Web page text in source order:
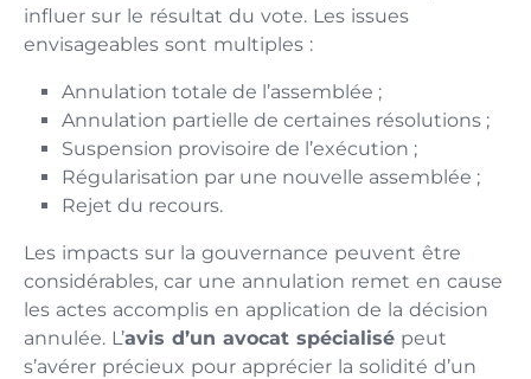
influer sur le résultat du vote. Les issues
envisageables sont multiples :
Annulation totale de l’assemblée ;
Annulation partielle de certaines résolutions ;
Suspension provisoire de l’exécution ;
Régularisation par une nouvelle assemblée ;
Rejet du recours.
Les impacts sur la gouvernance peuvent être
considérables, car une annulation remet en cause
les actes accomplis en application de la décision
annulée. L’avis d’un avocat spécialisé peut
s’avérer précieux pour apprécier la solidité d’un